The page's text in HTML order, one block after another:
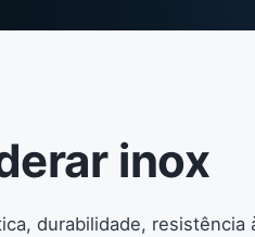
inox
durabilidade, resistência